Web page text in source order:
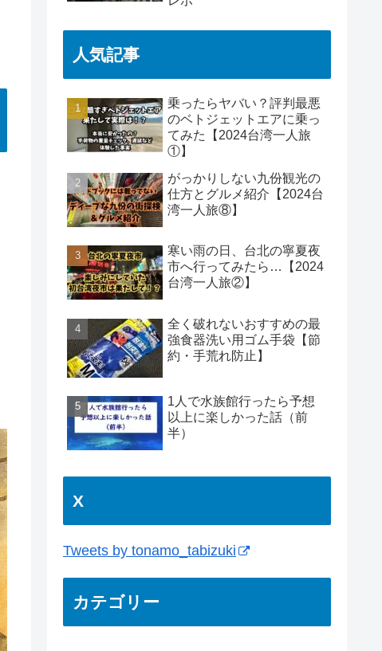
人気記事
乗ったらヤバい？評判最悪
のベトジェットエアに乗っ
てみた【2024台湾一人旅
①】
がっかりしない九份観光の
仕方とグルメ紹介【2024台
湾一人旅⑧】
寒い雨の日、台北の寧夏夜
市へ行ってみたら…【2024
台湾一人旅②】
全く破れないおすすめの最
強食器洗い用ゴム手袋【節
約・手荒れ防止】
1人で水族館行ったら予想
以上に楽しかった話（前
半）
X
Tweets by tonamo_tabizuki
カテゴリー